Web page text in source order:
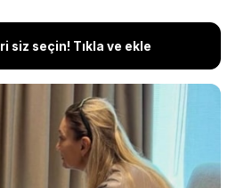
siz seçin! Tıkla ve ekle